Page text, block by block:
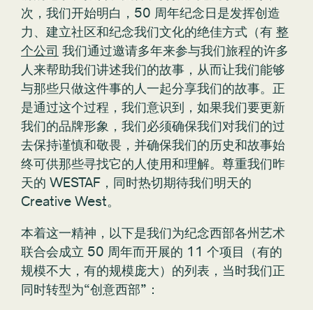
次，我们开始明白，50 周年纪念日是发挥创造
力、建立社区和纪念我们文化的绝佳方式（有 整
个公司 我们通过邀请多年来参与我们旅程的许多
人来帮助我们讲述我们的故事，从而让我们能够
与那些只做这件事的人一起分享我们的故事。正
是通过这个过程，我们意识到，如果我们要更新
我们的品牌形象，我们必须确保我们对我们的过
去保持谨慎和敬畏，并确保我们的历史和故事始
终可供那些寻找它的人使用和理解。尊重我们昨
天的 WESTAF，同时热切期待我们明天的
Creative West。
本着这一精神，以下是我们为纪念西部各州艺术
联合会成立 50 周年而开展的 11 个项目（有的
规模不大，有的规模庞大）的列表，当时我们正
同时转型为“创意西部”：